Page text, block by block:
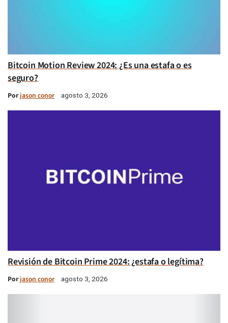
Bitcoin Motion Review 2024: ¿Es una estafa o es
seguro?
Porjason conor agosto 3, 2026
Revisión de Bitcoin Prime 2024: ¿estafa o legítima?
Porjason conor agosto 3, 2026